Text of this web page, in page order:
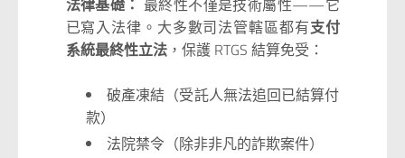
法律基礎： 最終性不僅是技術屬性——它
已寫入法律。大多數司法管轄區都有支付
系統最終性立法，保護 RTGS 結算免受：
破產凍結（受託人無法追回已結算付
款）
法院禁令（除非非凡的詐欺案件）